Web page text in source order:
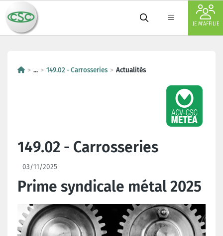
JE M'AFFILIE
... 149.02 - Carrosseries Actualités
149.02 - Carrosseries
03/11/2025
Prime syndicale métal 2025